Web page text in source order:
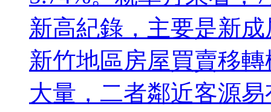
新高紀錄，主要是新
新竹地區房屋買賣移
大量，二者鄰近客源